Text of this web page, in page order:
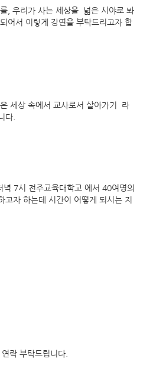
, 우리가 사는 세상을 넓은 시야로 봐
어서 이렇게 강연을 부탁드리고자 합
세상 속에서 교사로서 살아가기 라
다.
7시 전주교육대학교 에서 40여명의
고자 하는데 시간이 어떻게 되시는 지
락 부탁드립니다.